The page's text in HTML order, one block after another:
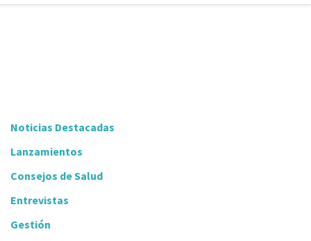
Noticias Destacadas
Lanzamientos
Consejos de Salud
Entrevistas
Gestión